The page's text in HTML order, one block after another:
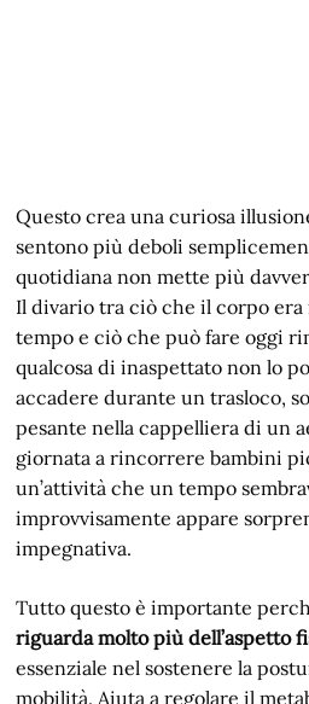
Questo crea una curiosa
sentono più deboli
quotidiana non mette più
Il divario tra ciò che il corpo
tempo e ciò che può fare oggi
qualcosa di inaspettato non lo
accadere durante un trasloco,
pesante nella cappelliera di un
giornata a rincorrere bambini
un’attività che un tempo
improvvisamente appare
impegnativa.
Tutto questo è importante
riguarda molto più dell’aspetto
essenziale nel sostenere la
mobilità. Aiuta a regolare il